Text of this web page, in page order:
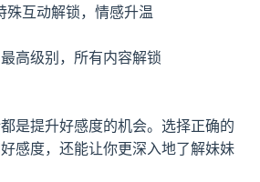
殊互动解锁，情感升温
高级别，所有内容解锁
是提升好感度的机会。选择正确的
感度，还能让你更深入地了解妹妹